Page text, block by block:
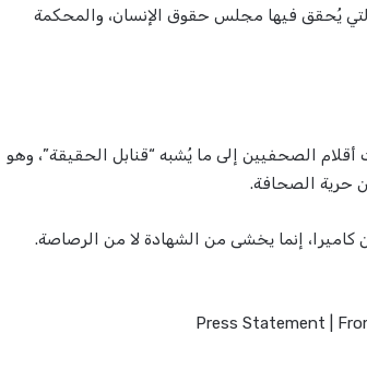
يُحقق فيها مجلس حقوق الإنسان، والمحكمة
الصحفيين إلى ما يُشبه “قنابل الحقيقة”، وهو
حرية الصحافة.
إنما يخشى من الشهادة لا من الرصاصة.
Press Statement |